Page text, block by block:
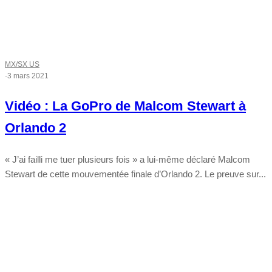
MX/SX US
·3 mars 2021
Vidéo : La GoPro de Malcom Stewart à
Orlando 2
« J’ai failli me tuer plusieurs fois » a lui-même déclaré Malcom
Stewart de cette mouvementée finale d’Orlando 2. Le preuve sur...